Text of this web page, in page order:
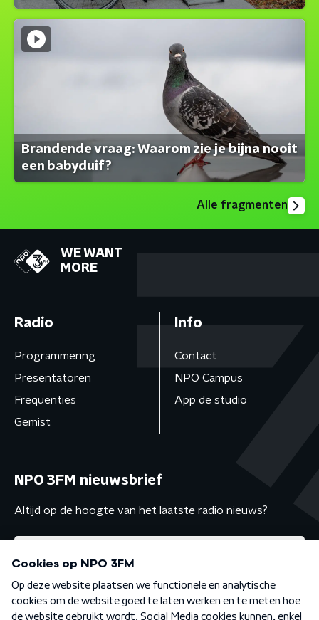
Brandende vraag: Waarom zie je bijna nooit
een babyduif?
Alle fragmenten
WE WANT
MORE
Radio
Programmering
Presentatoren
Frequenties
Gemist
Info
Contact
NPO Campus
App de studio
NPO 3FM nieuwsbrief
Altijd op de hoogte van het laatste radio nieuws?